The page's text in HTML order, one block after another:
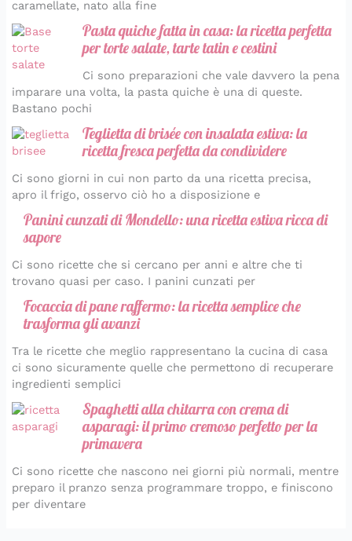
caramellate, nato alla fine
Pasta quiche fatta in casa: la ricetta perfetta
per torte salate, tarte tatin e cestini
Ci sono preparazioni che vale davvero la pena
imparare una volta, la pasta quiche è una di queste.
Bastano pochi
Teglietta di brisée con insalata estiva: la
ricetta fresca perfetta da condividere
Ci sono giorni in cui non parto da una ricetta precisa,
apro il frigo, osservo ciò ho a disposizione e
Panini cunzati di Mondello: una ricetta estiva ricca di
sapore
Ci sono ricette che si cercano per anni e altre che ti
trovano quasi per caso. I panini cunzati per
Focaccia di pane raffermo: la ricetta semplice che
trasforma gli avanzi
Tra le ricette che meglio rappresentano la cucina di casa
ci sono sicuramente quelle che permettono di recuperare
ingredienti semplici
Spaghetti alla chitarra con crema di
asparagi: il primo cremoso perfetto per la
primavera
Ci sono ricette che nascono nei giorni più normali, mentre
preparo il pranzo senza programmare troppo, e finiscono
per diventare